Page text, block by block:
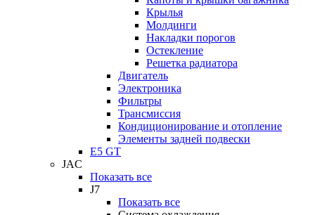
Крылья
Молдинги
Накладки порогов
Остекление
Решетка радиатора
Двигатель
Электроника
Фильтры
Трансмиссия
Кондиционирование и отопление
Элементы задней подвески
E5 GT
JAC
Показать все
J7
Показать все